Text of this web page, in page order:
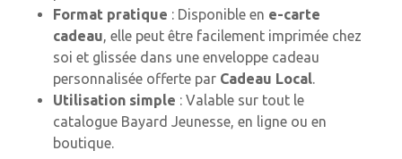
Format pratique : Disponible en e-carte
cadeau, elle peut être facilement imprimée chez
soi et glissée dans une enveloppe cadeau
personnalisée offerte par Cadeau Local.
Utilisation simple : Valable sur tout le
catalogue Bayard Jeunesse, en ligne ou en
boutique.